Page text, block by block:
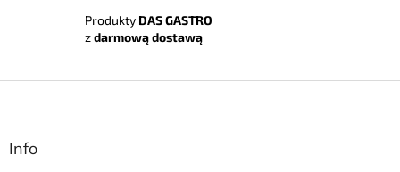
t
y
Produkty DAS GASTRO
zdarmową dostawą
S
Info